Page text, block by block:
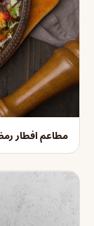
مطاعم افطار رمضان الجبيل 2023 -